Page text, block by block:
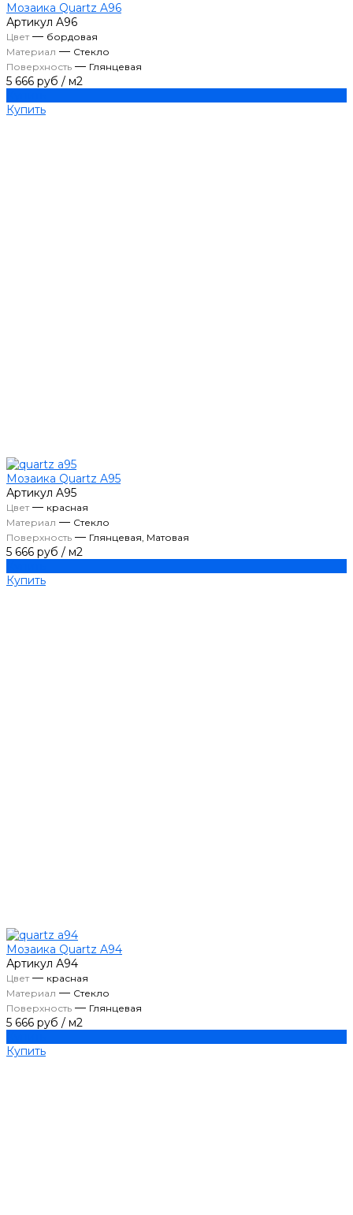
Мозаика Quartz A96
Артикул A96
Цвет— бордовая
Материал — Стекло
Поверхность — Глянцевая
5 666 руб / м2
Купить
Мозаика Quartz A95
Артикул A95
Цвет— красная
Материал — Стекло
Поверхность — Глянцевая, Матовая
5 666 руб / м2
Купить
Мозаика Quartz A94
Артикул А94
Цвет— красная
Материал — Стекло
Поверхность — Глянцевая
5 666 руб / м2
Купить